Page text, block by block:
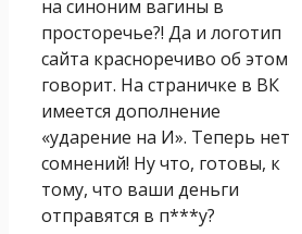
на синоним вагины в
просторечье?! Да и логотип
сайта красноречиво об этом
говорит. На страничке в ВК
имеется дополнение
«ударение на И». Теперь нет
сомнений! Ну что, готовы, к
тому, что ваши деньги
отправятся в п***у?